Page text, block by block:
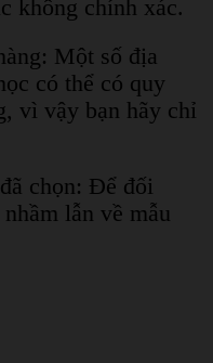
không chính xác.
Một số địa
có thể có quy
vì vậy bạn hãy chỉ
chọn: Để đối
lẫn về mẫu